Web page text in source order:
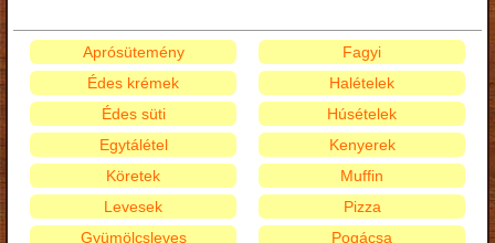
Aprósütemény
Édes krémek
Édes süti
Egytálétel
Fagyi
Halételek
Húsételek
Kenyerek
Köretek
Levesek
Gyümölcsleves
Muffin
Pizza
Pogácsa